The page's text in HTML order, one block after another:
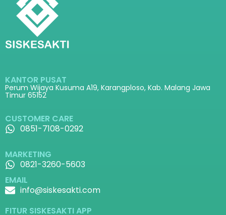
KANTOR PUSAT
Perum Wijaya Kusuma A19, Karangploso, Kab. Malang Jawa
Timur 65152
CUSTOMER CARE
0851-7108-0292
MARKETING
0821-3260-5603
EMAIL
info@siskesakti.com
FITUR SISKESAKTI APP